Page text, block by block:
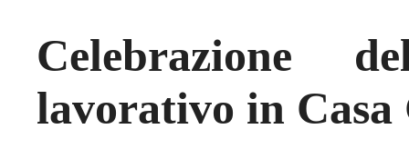
Celebrazione
lavorativo in Casa